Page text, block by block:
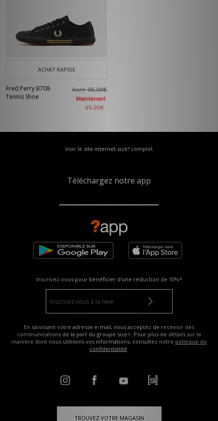
ACHAT RAPIDE
Fred Perry B708
Tennis Shoe
Avant95,00€
Maintenant
65,00€
Voir le site internet size? complet
Téléchargez notre app
Inscrivez-vous pour bénéficier d'une réduction de 10%*
En saisissant votre adresse e-mail, vous acceptez de recevoir des
communications de la part du groupe size>. Pour plus de détails sur la
manière dont nous utilisons vos informations, consultez notre politique de
confidentialité.
TROUVEZ VOTRE MAGASIN